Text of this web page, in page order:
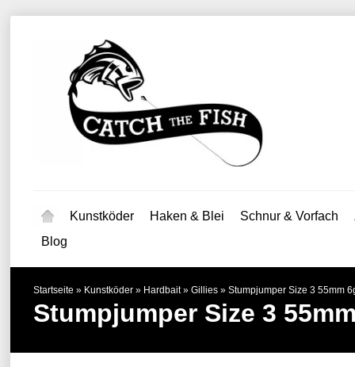
Kunstköder Haken & Blei Schnur & Vorfach
Blog
Startseite » Kunstköder » Hardbait» Gillies » Stumpjumper Size 3 55mm
Stumpjumper Size 3